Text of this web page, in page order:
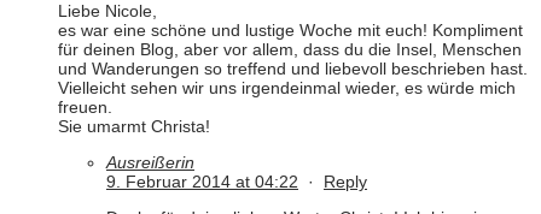
Liebe Nicole,
es war eine schöne und lustige Woche mit euch! Kompliment
für deinen Blog, aber vor allem, dass du die Insel, Menschen
und Wanderungen so treffend und liebevoll beschrieben hast.
Vielleicht sehen wir uns irgendeinmal wieder, es würde mich
freuen.
Sie umarmt Christa!
Ausreißerin
9. Februar 2014 at 04:22 · Reply